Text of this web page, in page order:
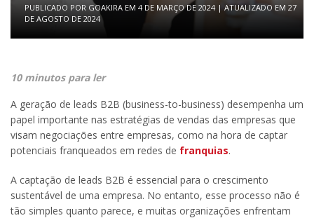
PUBLICADO POR GOAKIRA EM 4 DE MARÇO DE 2024| ATUALIZADO EM 27
DE AGOSTO DE 2024
10 minutos para ler
A geração de leads B2B (business-to-business) desempenha um
papel importante nas estratégias de vendas das empresas que
visam negociações entre empresas, como na hora de captar
potenciais franqueados em redes de franquias.
A captação de leads B2B é essencial para o crescimento
sustentável de uma empresa. No entanto, esse processo não é
tão simples quanto parece, e muitas organizações enfrentam